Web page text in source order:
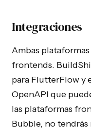
Integraciones
Ambas
frontends.
para FlutterFlow y
OpenAPI que
las plataformas
Bubble, no